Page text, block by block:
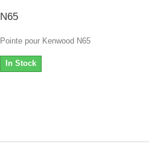
N65
Pointe pour Kenwood N65
In Stock